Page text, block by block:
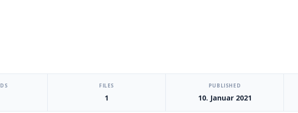
FILES
1
PUBLISHED
10. Januar 2021